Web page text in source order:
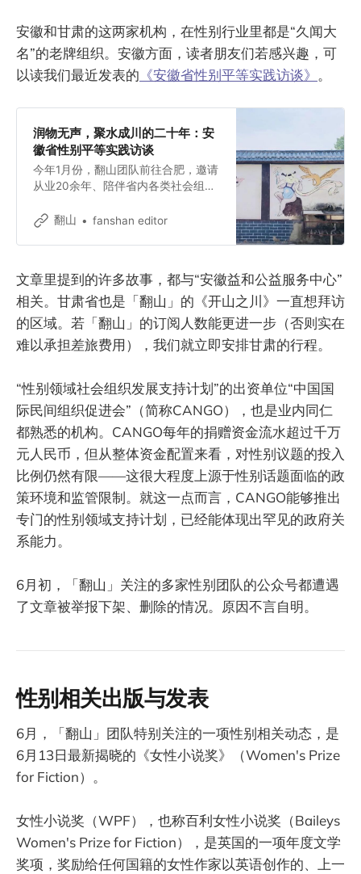
安徽和甘肃的这两家机构，在性别行业里都是“久闻大
名”的老牌组织。安徽方面，读者朋友们若感兴趣，可
以读我们最近发表的 《安徽省性别平等实践访谈》 。
润物无声，聚水成川的二十年：安
徽省性别平等实践访谈
今年1月份，翻山团队前往合肥，邀请
从业20余年、陪伴省内各类社会组织
享她的故事。菊姐并非性别平等领域
推手。
翻山 fanshan editor
文章里提到的许多故事，都与“安徽益和公益服务中心”
相关。甘肃省也是「翻山」的《开山之川》一直想拜访
的区域。若「翻山」的订阅人数能更进一步（否则实在
难以承担差旅费用），我们就立即安排甘肃的行程。
“性别领域社会组织发展支持计划”的出资单位“中国国
际民间组织促进会”（简称CANGO），也是业内同仁
都熟悉的机构。CANGO每年的捐赠资金流水超过千万
元人民币，但从整体资金配置来看，对性别议题的投入
比例仍然有限——这很大程度上源于性别话题面临的政
策环境和监管限制。就这一点而言，CANGO能够推出
专门的性别领域支持计划，已经能体现出罕见的政府关
系能力。
6月初，「翻山」关注的多家性别团队的公众号都遭遇
了文章被举报下架、删除的情况。原因不言自明。
性别相关出版与发表
6月，「翻山」团队特别关注的一项性别相关动态，是
6月13日最新揭晓的《女性小说奖》（Women's Prize
for Fiction）。
女性小说奖（WPF），也称百利女性小说奖（Baileys
Women's Prize for Fiction），是英国的一项年度文学
奖项，奖励给任何国籍的女性作家以英语创作的、上一